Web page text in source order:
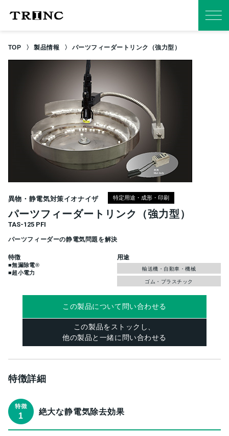
TOP 製品情報 パーツフィーダートリンク（強力型）
異物・静電気対策イオナイザ 特定用途・成形・印刷
パーツフィーダートリンク（強力型）
TAS-125 PFI
パーツフィーダーの静電気問題を解決
特徴
■無漏除電®
■超小電力
用途
輸送機・自動車・機械
ゴム・プラスチック
この製品について問い合わせる
この製品をストックし、
他の製品と一緒に問い合わせる
特徴詳細
絶大な静電気除去効果